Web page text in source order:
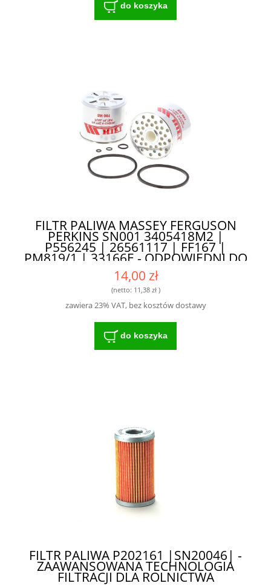
do koszyka
FILTR PALIWA MASSEY FERGUSON
PERKINS SN001 3405418M2 |
P556245 | 26561117 | FF167 |
PM819/1 | 33166E - ODPOWIEDNI DO
TRUDNYCH WARUNKÓW PRACY
14,00 zł
(netto: 11,38 zł)
zawiera 23% VAT, bez kosztów dostawy
do koszyka
FILTR PALIWA P202161 |SN20046| -
ZAAWANSOWANA TECHNOLOGIA
FILTRACJI DLA ROLNICTWA